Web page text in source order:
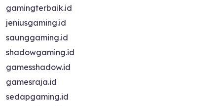
gamingterbaik.id
jeniusgaming.id
saunggaming.id
shadowgaming.id
gamesshadow.id
gamesraja.id
sedapgaming.id